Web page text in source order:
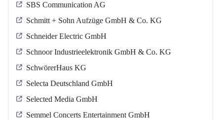
SBS Communication AG
Schmitt + Sohn Aufzüge GmbH & Co. KG
Schneider Electric GmbH
Schnoor Industrieelektronik GmbH & Co. KG
SchwörerHaus KG
Selecta Deutschland GmbH
Selected Media GmbH
Semmel Concerts Entertainment GmbH